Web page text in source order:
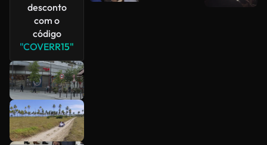
desconto
com o
código
"COVERR15"